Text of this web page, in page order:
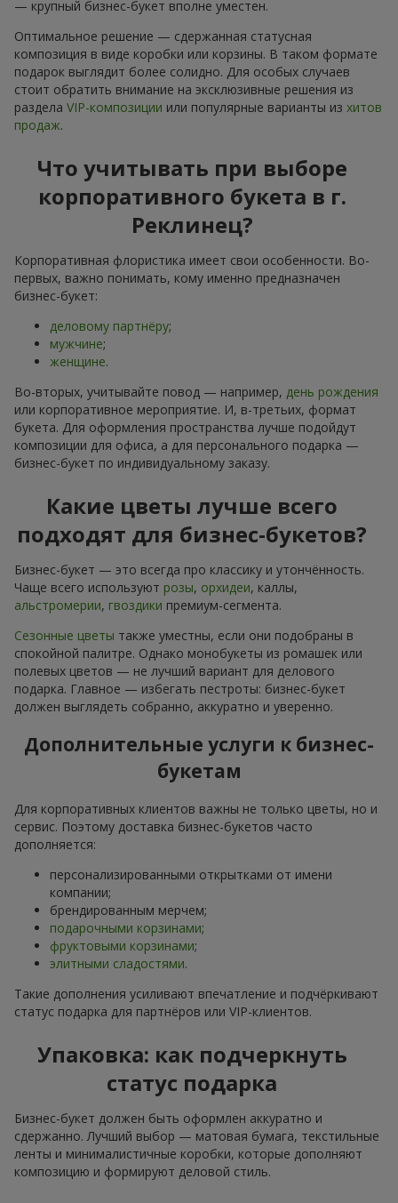
Фотогалерея
Все фото доставок
Наши клиенты
Посмотреть все
Заказывайте в приложении
Flowers.ua и получайте бонусы
Бизнес-букет в г. Реклинец —